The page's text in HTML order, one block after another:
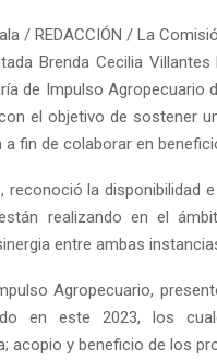
/ REDACCIÓN / La
Brenda Cecilia
de Impulso Agropecuario
el objetivo de sostener
fin de colaborar en
reconoció la disponibilidad
realizando en el
entre ambas
Agropecuario,
en este 2023, los
acopio y beneficio de los